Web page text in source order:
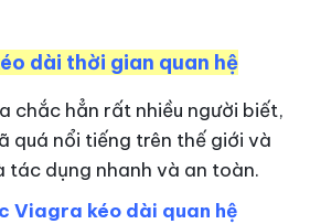
dài thời gian quan hệ
chắc hẳn rất nhiều người biết,
quá nổi tiếng trên thế giới và
tác dụng nhanh và an toàn.
Viagra kéo dài quan hệ